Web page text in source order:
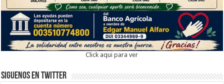
Click aqui para ver
Siguenos en twitter